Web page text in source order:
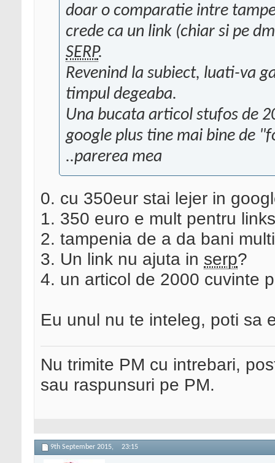
doar o comparatie intre
crede ca un link (chiar si pe
SERP.
Revenind la subiect, luati-va
timpul degeaba.
Una bucata articol stufos de
google plus tine mai bine de
..parerea mea
0. cu 350eur stai lejer in
1. 350 euro e mult pentru
2. tampenia de a da bani
3. Un link nu ajuta in serp?
4. un articol de 2000 cuvinte
Eu unul nu te inteleg, poti sa
Nu trimite PM cu intrebari,
sau raspunsuri pe PM.
9th September 2015, 23:15